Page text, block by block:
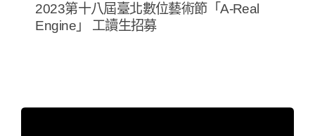
2023第十八屆臺北數位藝術節「A-Real
Engine」 工讀生招募